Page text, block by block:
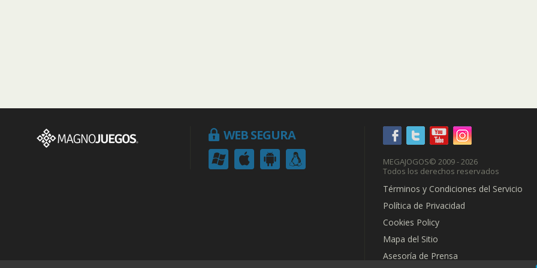
WEB SEGURA
MEGAJOGOS© 2009 - 2026
Todos los derechos reservados
Términos y Condiciones del Servicio
Política de Privacidad
Cookies Policy
Mapa del Sitio
Asesoría de Prensa